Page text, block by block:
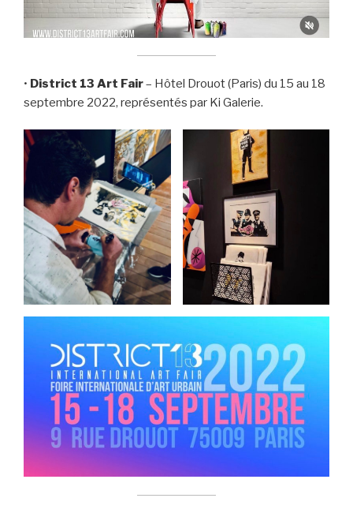
• District 13 Art Fair– Hôtel Drouot (Paris) du 15 au 18
septembre 2022, représentés par Ki Galerie.